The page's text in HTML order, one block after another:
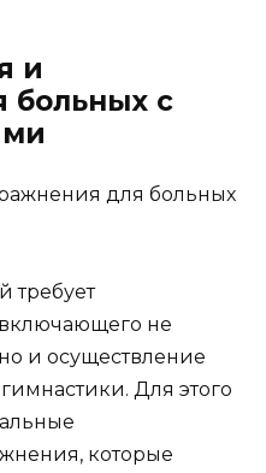
и
больных с
требует
не
и осуществление
Для этого
которые